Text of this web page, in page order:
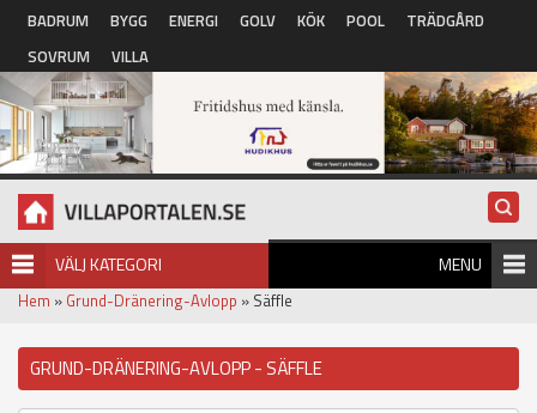
Hoppa till huvudinnehåll
BADRUM BYGG ENERGI GOLV KÖK POOL
TRÄDGÅRD
SOVRUM
VILLA
VÄLJ KATEGORI MENU
Hem » Grund-Dränering-Avlopp » Säffle
GRUND-DRÄNERING-AVLOPP - SÄFFLE